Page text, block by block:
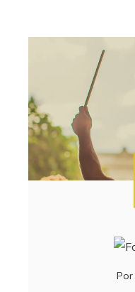
Por